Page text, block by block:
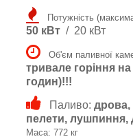
Потужність
50 кВт / 20 кВт
Об'єм паливної
тривале горіння
годин)!!!
Паливо: дрова,
пелети, лушпиння,
Маса: 772 кг